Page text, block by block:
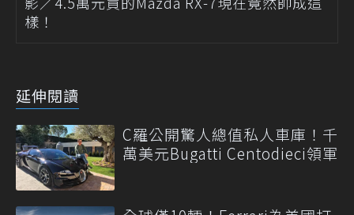
樣！
延伸閱讀
C羅公開驚人總值私人車庫！千
萬美元Bugatti Centodieci領軍